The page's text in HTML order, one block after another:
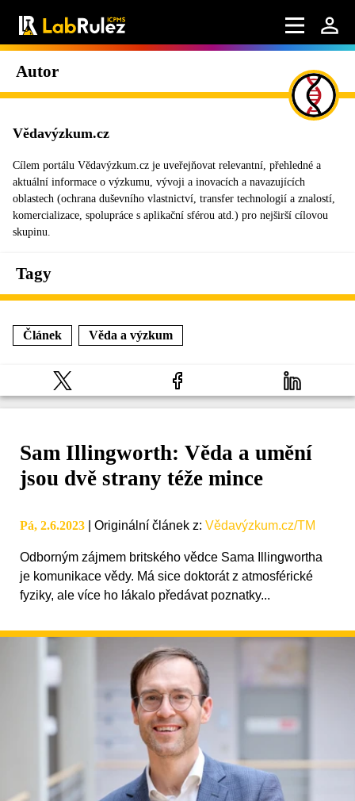
Autor
Vědavýzkum.cz
Cílem portálu Vědavýzkum.cz je uveřejňovat relevantní, přehledné a
aktuální informace o výzkumu, vývoji a inovacích a navazujících
oblastech (ochrana duševního vlastnictví, transfer technologií a znalostí,
komercializace, spolupráce s aplikační sférou atd.) pro nejširší cílovou
skupinu.
Tagy
Článek Věda a výzkum
Sam Illingworth: Věda a umění
jsou dvě strany téže mince
Pá, 2.6.2023 Originální článek z: Vědavýzkum.cz/TM
Odborným zájmem britského vědce Sama Illingwortha
je komunikace vědy. Má sice doktorát z atmosférické
fyziky, ale více ho lákalo předávat poznatky...